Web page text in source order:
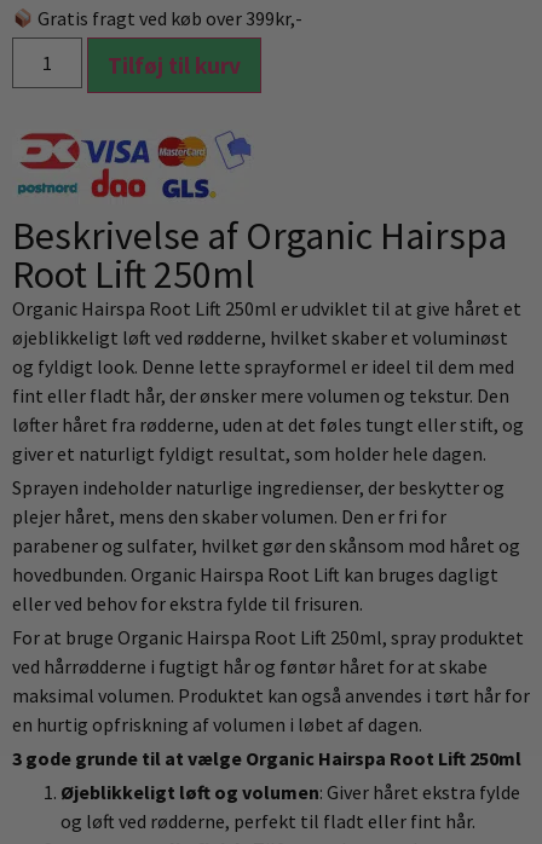
Gratis fragt ved køb over 399kr,-
Tilføj til kurv
Beskrivelse af Organic Hairspa
Root Lift 250ml
Organic Hairspa Root Lift 250ml er udviklet til at give håret et
øjeblikkeligt løft ved rødderne, hvilket skaber et voluminøst
og fyldigt look. Denne lette sprayformel er ideel til dem med
fint eller fladt hår, der ønsker mere volumen og tekstur. Den
løfter håret fra rødderne, uden at det føles tungt eller stift, og
giver et naturligt fyldigt resultat, som holder hele dagen.
Sprayen indeholder naturlige ingredienser, der beskytter og
plejer håret, mens den skaber volumen. Den er fri for
parabener og sulfater, hvilket gør den skånsom mod håret og
hovedbunden. Organic Hairspa Root Lift kan bruges dagligt
eller ved behov for ekstra fylde til frisuren.
For at bruge Organic Hairspa Root Lift 250ml, spray produktet
ved hårrødderne i fugtigt hår og føntør håret for at skabe
maksimal volumen. Produktet kan også anvendes i tørt hår for
en hurtig opfriskning af volumen i løbet af dagen.
3 gode grunde til at vælge Organic Hairspa Root Lift 250ml
Øjeblikkeligt løft og volumen: Giver håret ekstra fylde
og løft ved rødderne, perfekt til fladt eller fint hår.